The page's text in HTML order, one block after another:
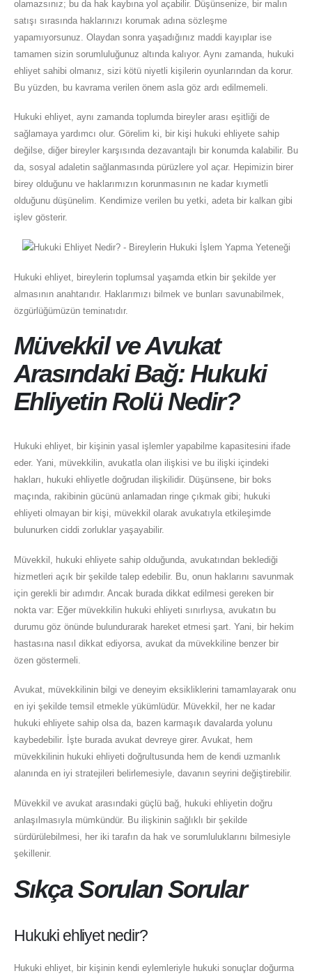
olamazsınız; bu da hak kaybına yol açabilir. Düşünsenize, bir malın
satışı sırasında haklarınızı korumak adına sözleşme
yapamıyorsunuz. Olaydan sonra yaşadığınız maddi kayıplar ise
tamamen sizin sorumluluğunuz altında kalıyor. Aynı zamanda, hukuki
ehliyet sahibi olmanız, sizi kötü niyetli kişilerin oyunlarından da korur.
Bu yüzden, bu kavrama verilen önem asla göz ardı edilmemeli.
Hukuki ehliyet, aynı zamanda toplumda bireyler arası eşitliği de
sağlamaya yardımcı olur. Görelim ki, bir kişi hukuki ehliyete sahip
değilse, diğer bireyler karşısında dezavantajlı bir konumda kalabilir. Bu
da, sosyal adaletin sağlanmasında pürüzlere yol açar. Hepimizin birer
birey olduğunu ve haklarımızın korunmasının ne kadar kıymetli
olduğunu düşünelim. Kendimize verilen bu yetki, adeta bir kalkan gibi
işlev gösterir.
Hukuki ehliyet, bireylerin toplumsal yaşamda etkin bir şekilde yer
almasının anahtarıdır. Haklarımızı bilmek ve bunları savunabilmek,
özgürlüğümüzün teminatıdır.
Müvekkil ve Avukat
Arasındaki Bağ: Hukuki
Ehliyetin Rolü Nedir?
Hukuki ehliyet, bir kişinin yasal işlemler yapabilme kapasitesini ifade
eder. Yani, müvekkilin, avukatla olan ilişkisi ve bu ilişki içindeki
hakları, hukuki ehliyetle doğrudan ilişkilidir. Düşünsene, bir boks
maçında, rakibinin gücünü anlamadan ringe çıkmak gibi; hukuki
ehliyeti olmayan bir kişi, müvekkil olarak avukatıyla etkileşimde
bulunurken ciddi zorluklar yaşayabilir.
Müvekkil, hukuki ehliyete sahip olduğunda, avukatından beklediği
hizmetleri açık bir şekilde talep edebilir. Bu, onun haklarını savunmak
için gerekli bir adımdır. Ancak burada dikkat edilmesi gereken bir
nokta var: Eğer müvekkilin hukuki ehliyeti sınırlıysa, avukatın bu
durumu göz önünde bulundurarak hareket etmesi şart. Yani, bir hekim
hastasına nasıl dikkat ediyorsa, avukat da müvekkiline benzer bir
özen göstermeli.
Avukat, müvekkilinin bilgi ve deneyim eksikliklerini tamamlayarak onu
en iyi şekilde temsil etmekle yükümlüdür. Müvekkil, her ne kadar
hukuki ehliyete sahip olsa da, bazen karmaşık davalarda yolunu
kaybedebilir. İşte burada avukat devreye girer. Avukat, hem
müvekkilinin hukuki ehliyeti doğrultusunda hem de kendi uzmanlık
alanında en iyi stratejileri belirlemesiyle, davanın seyrini değiştirebilir.
Müvekkil ve avukat arasındaki güçlü bağ, hukuki ehliyetin doğru
anlaşılmasıyla mümkündür. Bu ilişkinin sağlıklı bir şekilde
sürdürülebilmesi, her iki tarafın da hak ve sorumluluklarını bilmesiyle
şekillenir.
Sıkça Sorulan Sorular
Hukuki ehliyet nedir?
Hukuki ehliyet, bir kişinin kendi eylemleriyle hukuki sonuçlar doğurma